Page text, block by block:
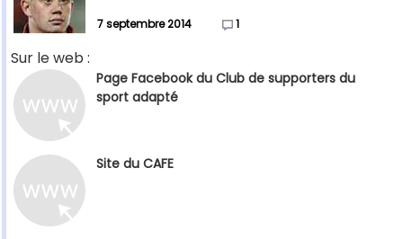
7 septembre 2014 1
Sur le web :
Page Facebook du Club de supporters du
sport adapté
Site du CAFE